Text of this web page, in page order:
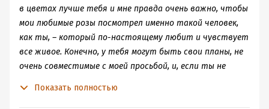
6. Чтение мыслей - "Я знаю, о чём ты сейчас подумал!"
7. Сравнение с умолчанием - "Он стал работать хуже"
Список неоспоримых прав человека (антидот к
вторичным манипуляциям)
человеком способным и равным
в цветах лучше тебя и мне правда очень важно, чтобы
мои любимые розы посмотрел именно такой человек,
как ты, – который по-настоящему любит и чувствует
все живое. Конечно, у тебя могут быть свои планы, не
очень совместимые с моей просьбой, и, если ты не
Показать полностью